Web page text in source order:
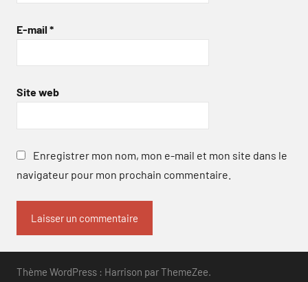
E-mail *
Site web
Enregistrer mon nom, mon e-mail et mon site dans le
navigateur pour mon prochain commentaire.
Thème WordPress : Harrison par ThemeZee.